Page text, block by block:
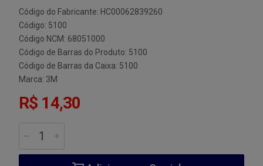
Código do Fabricante: HC00062839260
Código: 5100
Código NCM: 68051000
Código de Barras do Produto: 5100
Código de Barras da Caixa: 5100
Marca: 3M
R$ 14,30